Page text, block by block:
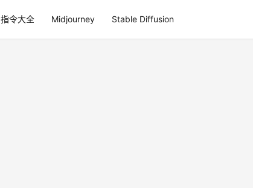
指令大全 Midjourney Stable Diffusion